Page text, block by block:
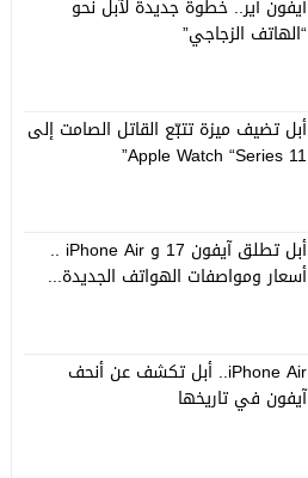
آيفون آير.. خطوة جديدة لآبل نحو
“الهاتف الزجاجي”
أبل تضيف ميزة تتبّع القاتل الصامت إلى
Apple Watch “Series 11”
أبل تطلق آيفون 17 و iPhone Air ..
أسعار ومواصفات الهواتف الجديدة...
iPhone Air.. أبل تكشف عن أنحف
آيفون في تاريخها